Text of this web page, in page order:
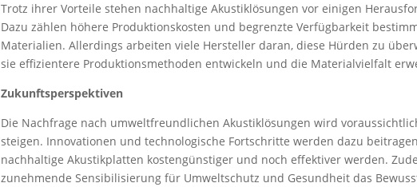
Trotz ihrer Vorteile stehen nachhaltige Akustiklösungen vor einigen
Dazu zählen höhere Produktionskosten und begrenzte Verfügbarkeit
Materialien. Allerdings arbeiten viele Hersteller daran, diese Hürden zu
sie effizientere Produktionsmethoden entwickeln und die Materialvielfalt
Zukunftsperspektiven
Die Nachfrage nach umweltfreundlichen Akustiklösungen wird
steigen. Innovationen und technologische Fortschritte werden dazu
nachhaltige Akustikplatten kostengünstiger und noch effektiver werden.
zunehmende Sensibilisierung für Umweltschutz und Gesundheit das